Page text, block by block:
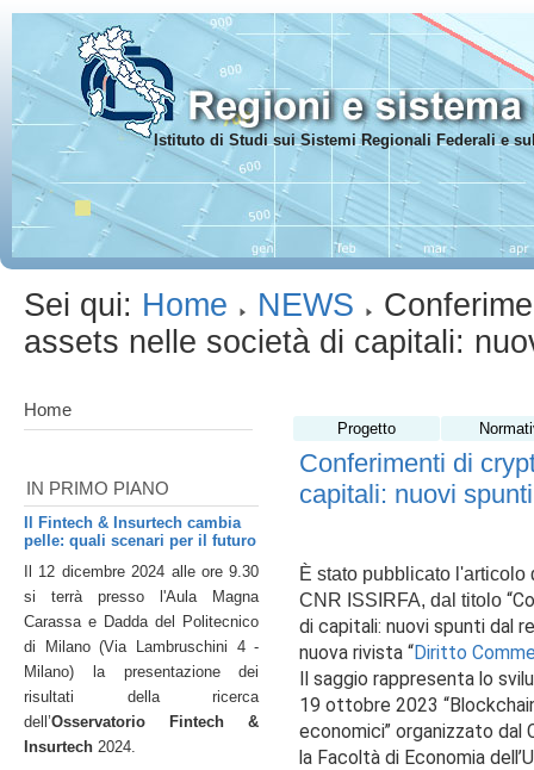
Istituto di Studi sui Sistemi Regionali Federali e
Sei qui: Home NEWS
assets nelle società di capitali:
Home
IN PRIMO PIANO
Il Fintech & Insurtech cambia
pelle: quali scenari per il futuro
Il 12 dicembre 2024 alle ore 9.30
si terrà presso l'Aula Magna
Carassa e Dadda del Politecnico
di Milano (Via Lambruschini 4 -
Milano) la presentazione dei
risultati della ricerca
dell’Osservatorio Fintech &
Insurtech 2024.
Progetto
Conferimenti di
capitali: nuovi
È stato pubblicato
CNR ISSIRFA, dal titolo
di capitali: nuovi spunti dal
nuova rivista “Diritto
Il saggio rappresenta lo
19 ottobre 2023
economici” organizzato dal
la Facoltà di Economia